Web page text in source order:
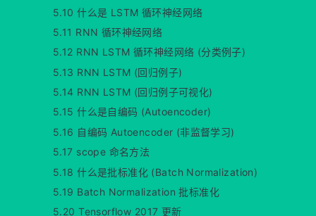
5.10 什么是 LSTM 循环神经网络
5.11 RNN 循环神经网络
5.12 RNN LSTM 循环神经网络 (分类例子)
5.13 RNN LSTM (回归例子)
5.14 RNN LSTM (回归例子可视化)
5.15 什么是自编码 (Autoencoder)
5.16 自编码 Autoencoder (非监督学习)
5.17 scope 命名方法
5.18 什么是批标准化 (Batch Normalization)
5.19 Batch Normalization 批标准化
5.20 Tensorflow 2017 更新